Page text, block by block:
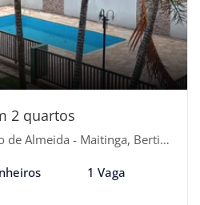
2 quartos
Almeida - Maitinga, Bertioga-SP
1 Vaga